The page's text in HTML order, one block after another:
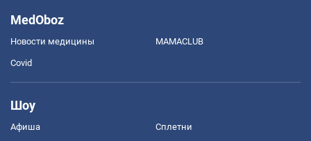
MedOboz
Новости медицины MAMACLUB
Covid
Шоу
Афиша Сплетни